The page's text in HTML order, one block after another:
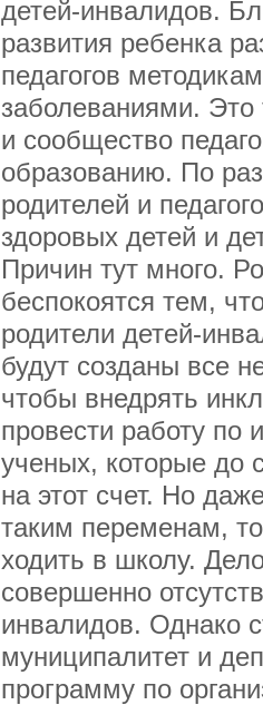
детей-инвалидов.
развития ребенка
педагогов
заболеваниями.
и сообщество
образованию. По
родителей и
здоровых детей и
Причин тут много.
беспокоятся тем,
родители детей-
будут созданы все
чтобы внедрять
провести работу
ученых, которые до
на этот счет. Но
таким переменам,
ходить в школу.
совершенно
инвалидов. Однако
муниципалитет и
программу по